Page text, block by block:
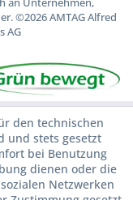
©2026 AMTAG Alfred
AG
den technischen
und stets gesetzt
bei Benutzung
dienen oder die
Netzwerken